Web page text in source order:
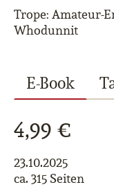
Trope: Amateur-
Whodunnit
E-Book
4,99 €
23.10.2025
ca. 315 Seiten